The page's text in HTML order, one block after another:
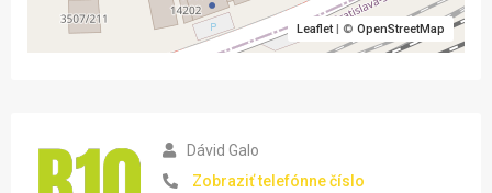
Leaflet| © OpenStreetMap
Dávid Galo
Zobraziť telefónne číslo